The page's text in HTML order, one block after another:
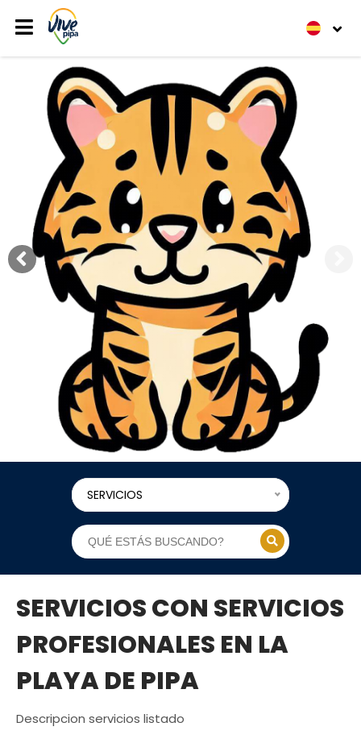
SERVICIOS
SERVICIOS CON SERVICIOS
PROFESIONALES EN LA
PLAYA DE PIPA
Descripcion servicios listado